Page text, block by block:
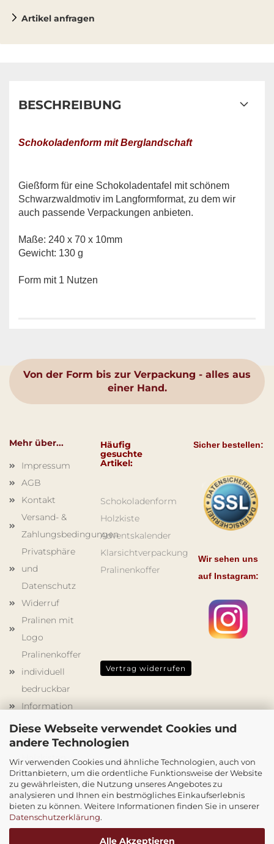
Diese Webseite verwendet Cookies und
andere Technologien
Wir verwenden Cookies und ähnliche Technologien, auch von
Drittanbietern, um die ordentliche Funktionsweise der Website
zu gewährleisten, die Nutzung unseres Angebotes zu
analysieren und Ihnen ein bestmögliches Einkaufserlebnis
bieten zu können. Weitere Informationen finden Sie in unserer
Datenschutzerklärung.
Alle Akzeptieren
Artikel anfragen
BESCHREIBUNG
Schokoladenform mit Berglandschaft
Gießform für eine Schokoladentafel mit schönem
Schwarzwaldmotiv im Langformformat, zu dem wir
auch passende Verpackungen anbieten.
Maße: 240 x 70 x 10mm
Gewicht: 130 g
Form mit 1 Nutzen
Von der Form bis zur Verpackung - alles aus
einer Hand.
Mehr über...
Impressum
AGB
Kontakt
Versand- &
Zahlungsbedingungen
Privatsphäre
und
Datenschutz
Widerruf
Pralinen mit
Logo
Pralinenkoffer
individuell
bedruckbar
Information
Werbegeschenke
Schokoladenformen
Holzkisten
mit Druck
Cookie
Einstellungen
Häufig
gesuchte
Artikel:
Schokoladenform
Holzkiste
Adventskalender
Klarsichtverpackung
Pralinenkoffer
Sicher bestellen:
Wir sehen uns
auf Instagram:
Vertrag widerrufen